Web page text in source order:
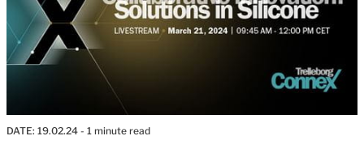
DATE: 19.02.24 - 1 minute read